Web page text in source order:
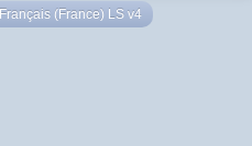
Français (France) LS v4